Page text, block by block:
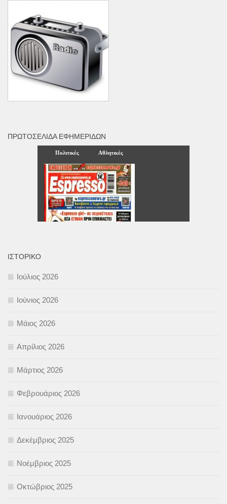
ΠΡΩΤΟΣΈΛΙΔΑ ΕΦΗΜΕΡΊΔΩΝ
ΙΣΤΟΡΙΚΌ
Ιούλιος 2026
Ιούνιος 2026
Μάιος 2026
Απρίλιος 2026
Μάρτιος 2026
Φεβρουάριος 2026
Ιανουάριος 2026
Δεκέμβριος 2025
Νοέμβριος 2025
Οκτώβριος 2025